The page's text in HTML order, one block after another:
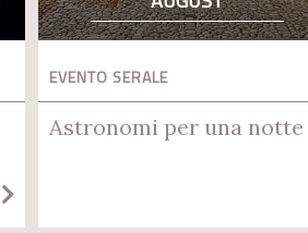
EVENTO SERALE
Astronomi per una notte